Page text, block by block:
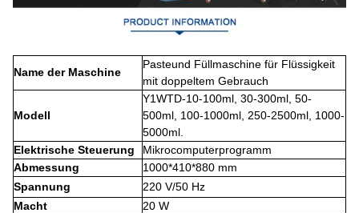
Name der Maschine
Pasteund Füllmaschine für Flüssigkeit
mit doppeltem Gebrauch
Modell
Y1WTD-10-100ml, 30-300ml, 50-
500ml, 100-1000ml, 250-2500ml, 1000-
5000ml.
Elektrische Steuerung
Mikrocomputerprogramm
Abmessung
1000*410*880 mm
Spannung
220 V/50 Hz
Macht
20 W